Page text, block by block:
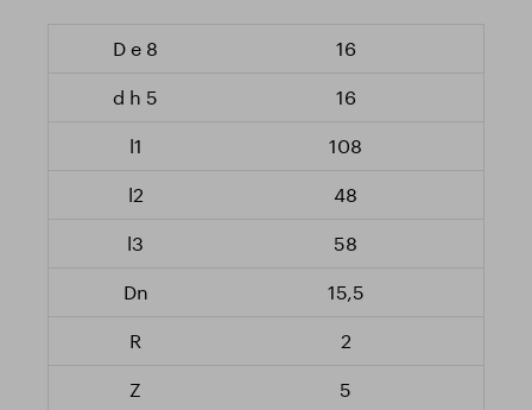
16
16
108
48
58
15,5
2
5